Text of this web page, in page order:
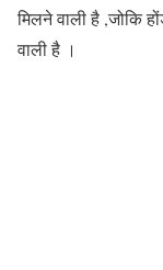
मिलने वाली है ,जोकि
वाली है ।